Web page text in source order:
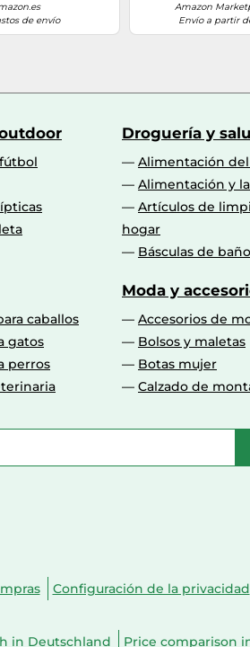
de envío
Amazon
Envío a partir
Droguería y
Alimentación
Alimentación y
Artículos de
hogar
Básculas de baño
caballos
gatos
perros
Moda y
Accesorios de
Bolsos y maletas
Botas mujer
Calzado de
Configuración de la privacidad
in Deutschland Price comparison